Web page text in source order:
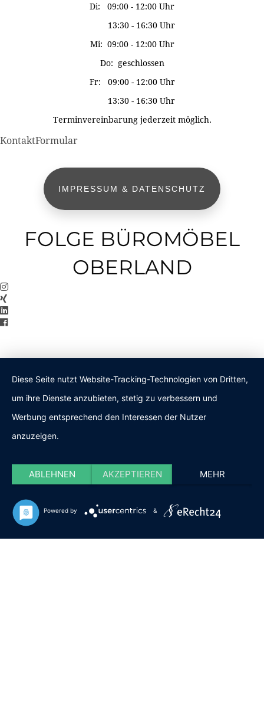
Di: 09:00 - 12:00 Uhr
13:30 - 16:30 Uhr
Mi: 09:00 - 12:00 Uhr
Do: geschlossen
Fr: 09:00 - 12:00 Uhr
13:30 - 16:30 Uhr
Terminvereinbarung jederzeit möglich.
KontaktFormular
IMPRESSUM & DATENSCHUTZ
FOLGE BÜROMÖBEL
OBERLAND
Diese Seite nutzt Website-Tracking-Technologien von Dritten,
um ihre Dienste anzubieten, stetig zu verbessern und
Werbung entsprechend den Interessen der Nutzer
anzuzeigen.
ABLEHNEN AKZEPTIEREN MEHR
Powered by &